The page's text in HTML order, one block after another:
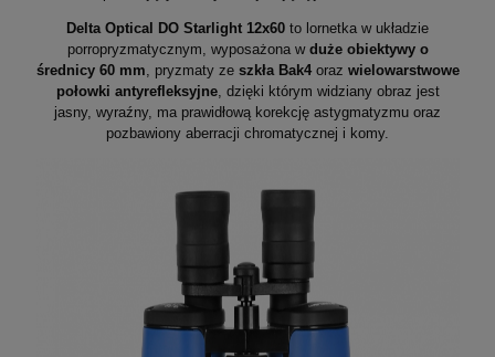
Delta Optical DO Starlight 12x60 to lornetka w układzie
porropryzmatycznym, wyposażona w duże obiektywy o
średnicy 60 mm, pryzmaty ze szkła Bak4oraz wielowarstwowe
połowki antyrefleksyjne, dzięki którym widziany obraz jest
jasny, wyraźny, ma prawidłową korekcję astygmatyzmu oraz
pozbawiony aberracji chromatycznej i komy.